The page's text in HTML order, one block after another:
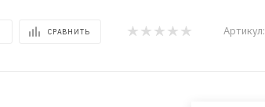
СРАВНИТЬ Артикул: